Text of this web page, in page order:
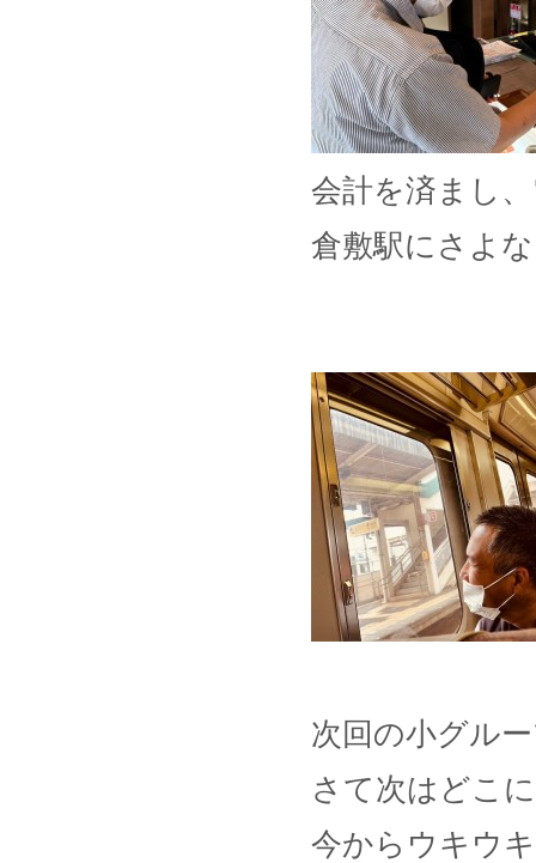
会計を済まし
倉敷駅にさよ
次回の小グル
さて次はどこ
今からウキウ